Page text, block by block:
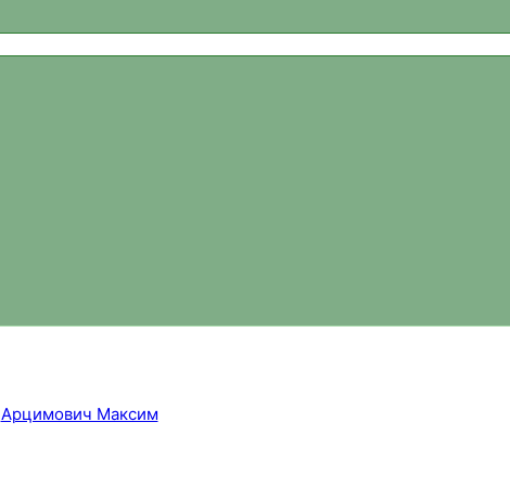
новости спортивного ориентирования, официальный
Арцимович Максим